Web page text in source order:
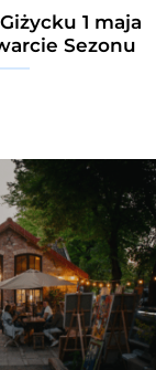
1 maja
Sezonu